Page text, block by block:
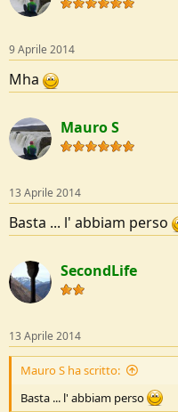
9 Aprile 2014
Mha
Mauro S
13 Aprile 2014
Basta ... l' abbiam perso
SecondLife
13 Aprile 2014
Mauro S ha scritto:
Basta ... l' abbiam perso